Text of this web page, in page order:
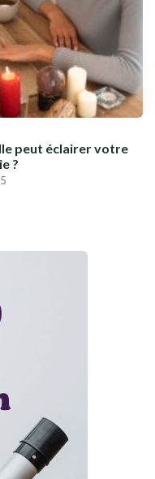
peut éclairer votre
?